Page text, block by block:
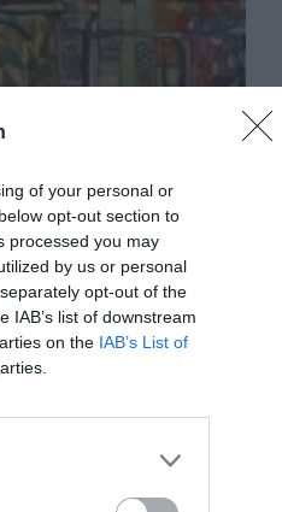
of your personal or
opt-out section to
processed you may
by us or personal
opt-out of the
IAB’s list of downstream
on the IAB’s List of
στην Gallery